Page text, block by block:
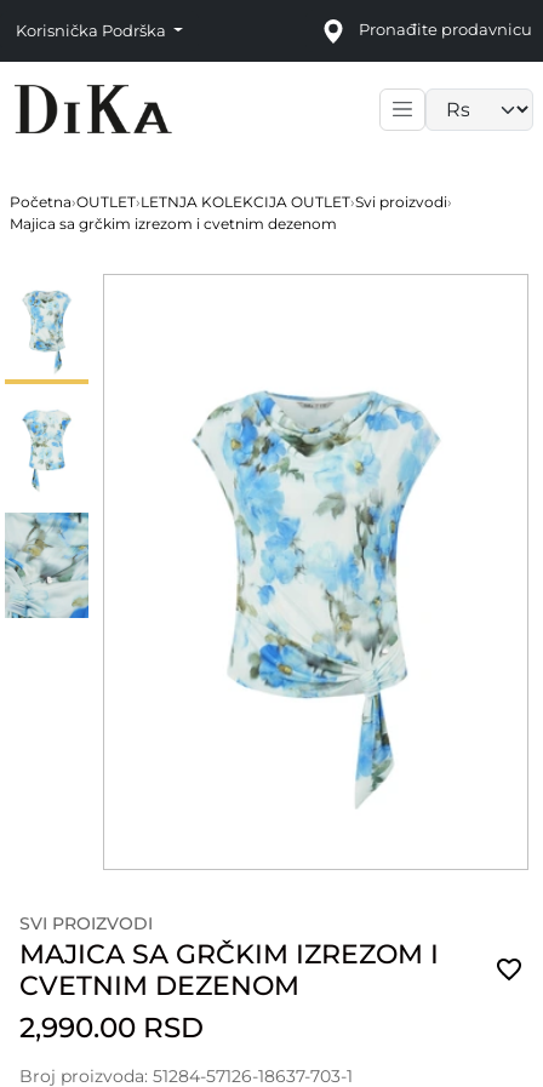
Korisnička Podrška Pronađite prodavnicu
Početna›OUTLET›LETNJA KOLEKCIJA OUTLET›Svi proizvodi›
Majica sa grčkim izrezom i cvetnim dezenom
SVI PROIZVODI
MAJICA SA GRČKIM IZREZOM I
CVETNIM DEZENOM
2,990.00 RSD
Broj proizvoda: 51284-57126-18637-703-1